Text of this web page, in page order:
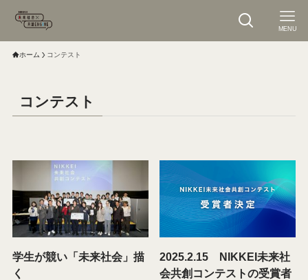
MENU
ホーム コンテスト
コンテスト
学生が競い「未来社会」描
く
2025.2.15 NIKKEI未来社
会共創コンテストの受賞者